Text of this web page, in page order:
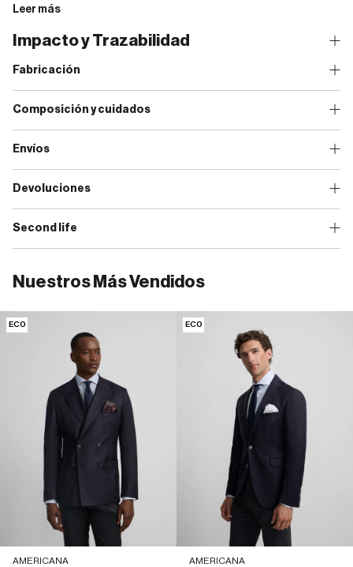
Leer más
Impacto y Trazabilidad
Fabricación
Composición y cuidados
Envíos
Devoluciones
Second life
Nuestros Más Vendidos
ECO
AMERICANA
ECO
AMERICANA